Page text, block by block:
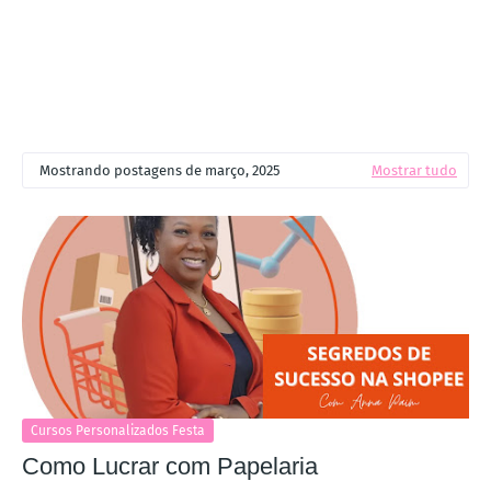
Mostrando postagens de março, 2025 Mostrar tudo
Cursos Personalizados Festa
Como Lucrar com Papelaria